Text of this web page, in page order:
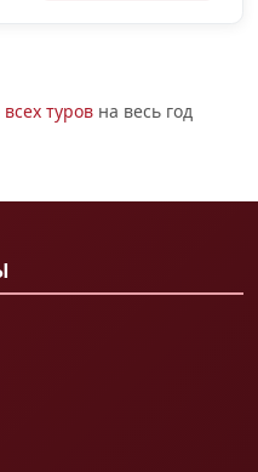
туров на весь год